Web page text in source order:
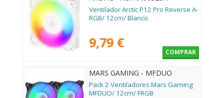
Ventilador Arctic P12 Pro Reverse A-
RGB/ 12cm/ Blanco
9,79 €
COMPRAR
MARS GAMING - MFDUO
Pack 2 Ventiladores Mars Gaming
MFDUO/ 12cm/ FRGB